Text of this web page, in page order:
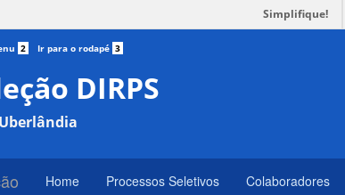
Simplifique!
2 Ir para o rodapé 3
DIRPS
Home Processos Seletivos Colaboradores